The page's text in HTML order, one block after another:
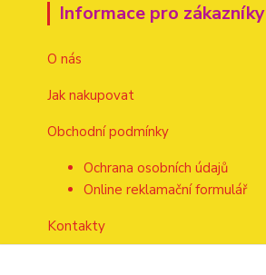
Informace pro zákazníky
O nás
Jak nakupovat
Obchodní podmínky
Ochrana osobních údajů
Online reklamační formulář
Kontakty